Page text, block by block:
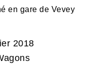
en gare de Vevey
2018